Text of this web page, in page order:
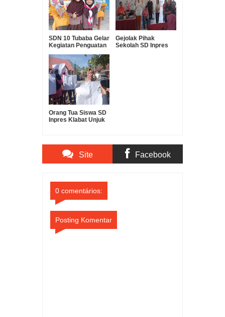
SDN 10 Tubaba Gelar
Kegiatan Penguatan
Gejolak Pihak
Sekolah SD Inpres
Orang Tua Siswa SD
Inpres Klabat Unjuk
Site Facebook
0 comentários:
Posting Komentar